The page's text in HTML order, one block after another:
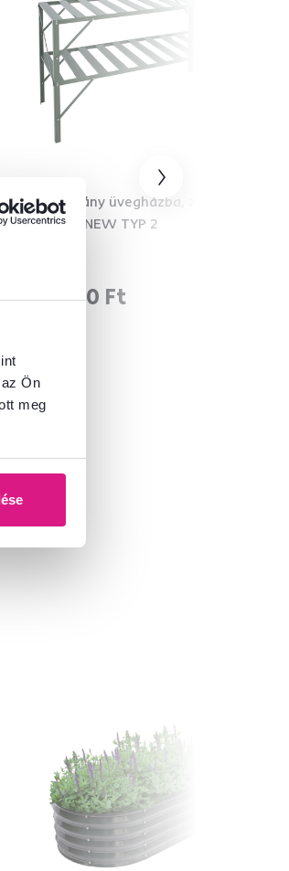
Ön
meg
Polcállvány üvegházba, zöld,
DARZIN NEW TYP 2
34 500 Ft